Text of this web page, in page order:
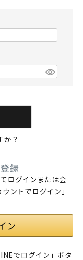
か？
録
ログインまたは会
ントでログイン」
でログイン」ボタ